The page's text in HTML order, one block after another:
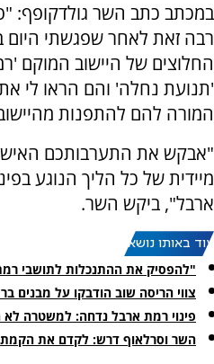
במכתב כתב השר גולדקופף:
רבה זאת לאחר שפגשתי
החלוצים של היישוב המוקם
'תנועת נחלה' והם הראו לי
המורה להם להתפנות
"אבקש את התערבותכם
מיידית של כל הליך הנוגע
ארבל", ביקש השר.
עוד באותו נושא:
"להפסיק את ההתנכלות לתושבי
צווי הריסה שוב הודבקו על מבנים
פינוי רמת ארבל נדחה: למשטרה לא
השר וסרלאוף דרש: לקדם את